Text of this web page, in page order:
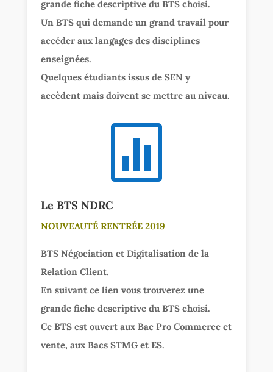
grande fiche descriptive du BTS choisi.
Un BTS qui demande un grand travail pour
accéder aux langages des disciplines
enseignées.
Quelques étudiants issus de SEN y
accèdent mais doivent se mettre au niveau.

Le BTS NDRC
NOUVEAUTÉ RENTRÉE 2019
BTS Négociation et Digitalisation de la
Relation Client.
En suivant ce lien vous trouverez une
grande fiche descriptive du BTS choisi.
Ce BTS est ouvert aux Bac Pro Commerce et
vente, aux Bacs STMG et ES.